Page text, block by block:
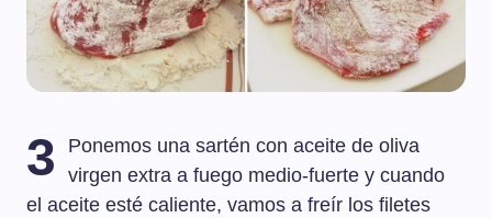
3
Ponemos una sartén con aceite de oliva
virgen extra a fuego medio-fuerte y cuando
el aceite esté caliente, vamos a freír los filetes